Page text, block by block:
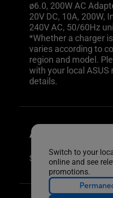
Switch to your
online and see
promotions.
ø6.0, 200W AC
20V DC, 10A, 200W,
240V AC, 50/60Hz
*Whether a charger
varies according to
region and model.
with your local ASUS
details.
AURA SYNC
Sí